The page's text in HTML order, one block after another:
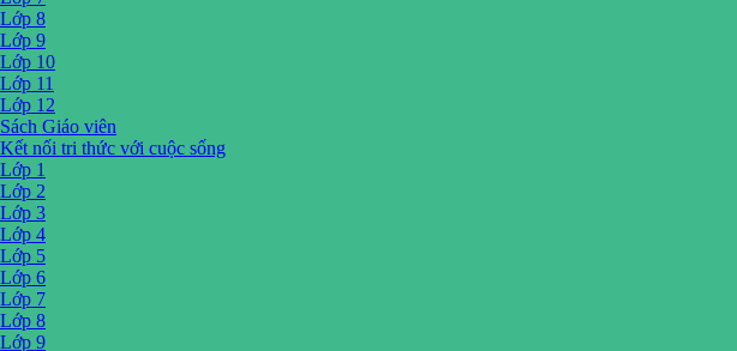
Lớp 8
Lớp 9
Lớp 10
Lớp 11
Lớp 12
Sách Giáo viên
Kết nối tri thức với cuộc sống
Lớp 1
Lớp 2
Lớp 3
Lớp 4
Lớp 5
Lớp 6
Lớp 7
Lớp 8
Lớp 9